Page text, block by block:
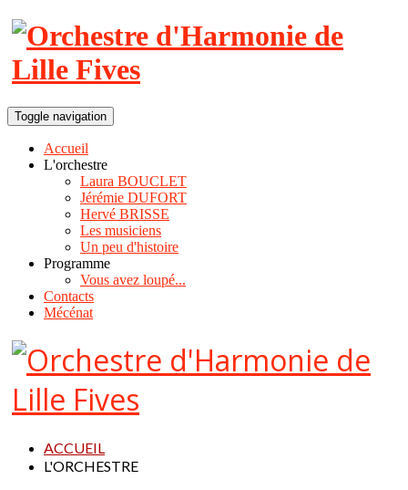
Toggle navigation
Accueil
L'orchestre
Laura BOUCLET
Jérémie DUFORT
Hervé BRISSE
Les musiciens
Un peu d'histoire
Programme
Vous avez loupé...
Contacts
Mécénat
ACCUEIL
L'ORCHESTRE